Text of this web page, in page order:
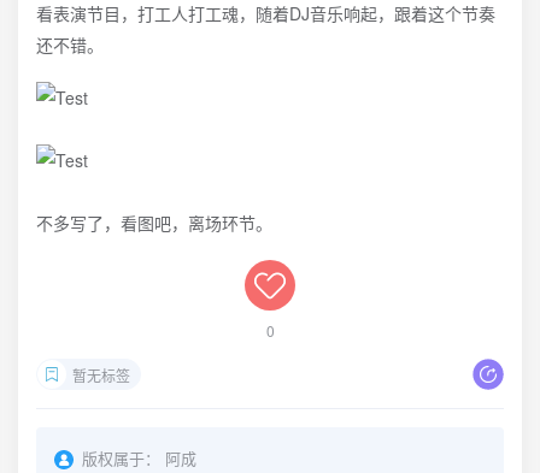
看表演节目，打工人打工魂，随着DJ音乐响起，跟着这个节奏
还不错。
不多写了，看图吧，离场环节。
0
暂无标签
版权属于：
阿成